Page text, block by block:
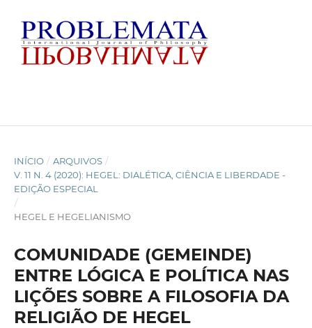
INÍCIO / ARQUIVOS /
V. 11 N. 4 (2020): HEGEL: DIALÉTICA, CIÊNCIA E LIBERDADE -
EDIÇÃO ESPECIAL
/
HEGEL E HEGELIANISMO
COMUNIDADE (GEMEINDE)
ENTRE LÓGICA E POLÍTICA NAS
LIÇÕES SOBRE A FILOSOFIA DA
RELIGIÃO DE HEGEL